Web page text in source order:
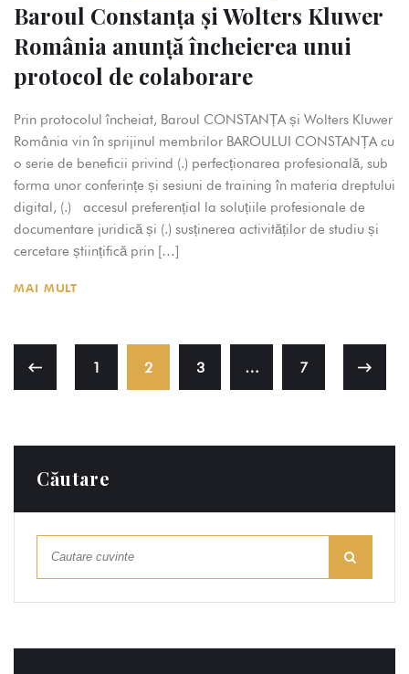
Baroul Constanța și Wolters Kluwer
România anunță încheierea unui
protocol de colaborare
Prin protocolul încheiat, Baroul CONSTANȚA și Wolters Kluwer
România vin în sprijinul membrilor BAROULUI CONSTANȚA cu
o serie de beneficii privind (.) perfecționarea profesională, sub
forma unor conferințe și sesiuni de training în materia dreptului
digital, (.) accesul preferențial la soluțiile profesionale de
documentare juridică și (.) susținerea activităților de studiu și
cercetare științifică prin […]
MAI MULT
1 2 3 … 7
Căutare